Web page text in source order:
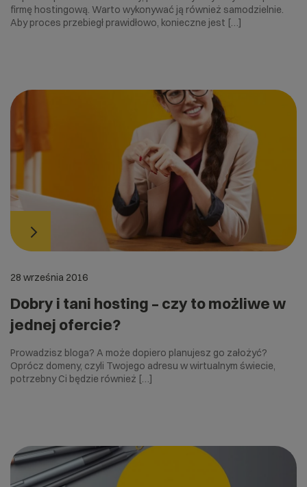
firmę hostingową. Warto wykonywać ją również samodzielnie.
Aby proces przebiegł prawidłowo, konieczne jest […]
28 września 2016
Dobry i tani hosting – czy to możliwe w
jednej ofercie?
Prowadzisz bloga? A może dopiero planujesz go założyć?
Oprócz domeny, czyli Twojego adresu w wirtualnym świecie,
potrzebny Ci będzie również […]